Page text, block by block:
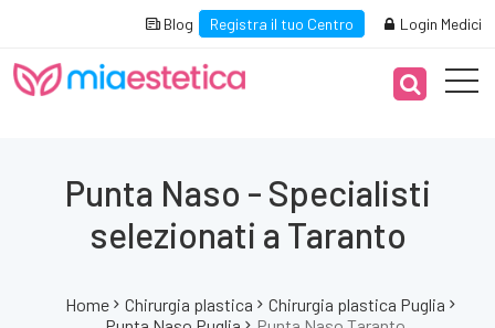
Blog Registra il tuo Centro Login Medici
Punta Naso - Specialisti
selezionati a Taranto
Home Chirurgia plastica
Chirurgia plastica Puglia